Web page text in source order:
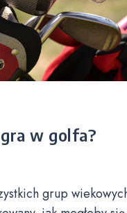
w golfa?
grup